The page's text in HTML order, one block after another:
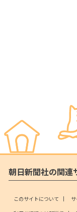
朝日新聞社の関連
このサイトについて